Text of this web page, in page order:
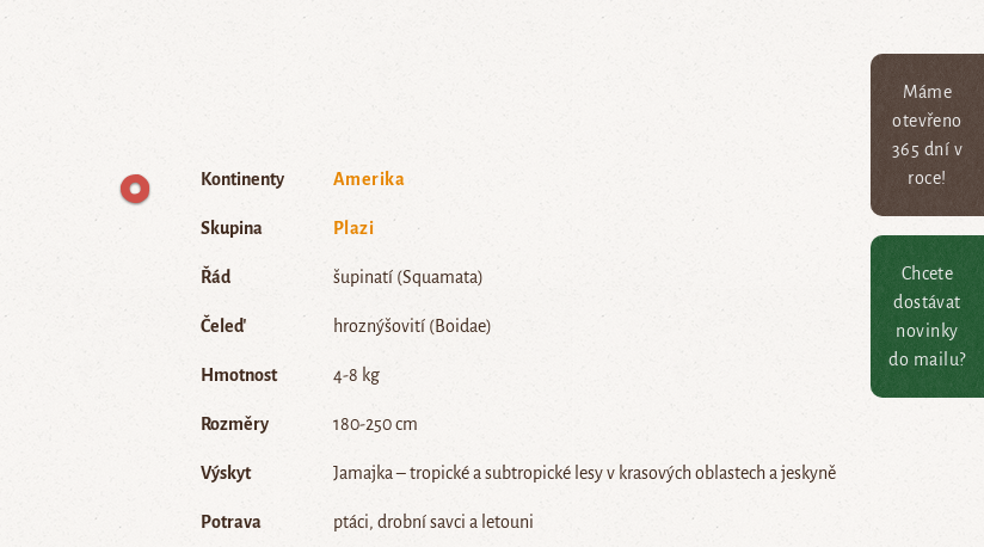
Máme
otevřeno
365 dní v
roce!
Chcete
dostávat
novinky
do mailu?
Kontinenty Amerika
Skupina Plazi
Řád šupinatí (Squamata)
Čeleď hroznýšovití (Boidae)
Hmotnost 4-8 kg
Rozměry 180-250 cm
Výskyt Jamajka – tropické a subtropické lesy v krasových oblastech a jeskyně
Potrava ptáci, drobní savci a letouni